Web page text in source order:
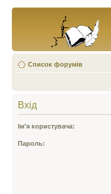
Список форумів
Вхід
Ім'я користувача:
Пароль: